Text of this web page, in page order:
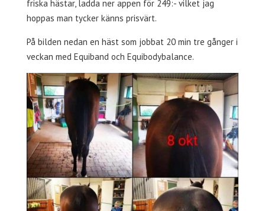
friska hästar, ladda ner appen för 249:- vilket jag
hoppas man tycker känns prisvärt.
På bilden nedan en häst som jobbat 20 min tre gånger i
veckan med Equiband och Equibodybalance.